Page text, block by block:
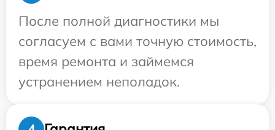
После полной диагностики мы
согласуем с вами точную стоимость,
время ремонта и займемся
устранением неполадок.